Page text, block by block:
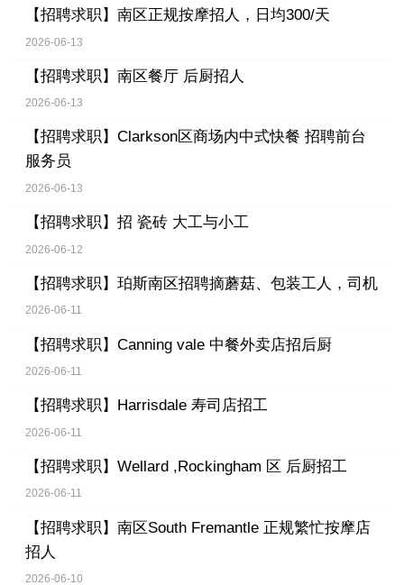
【招聘求职】 南区正规按摩招人，日均300/天
2026-06-13
【招聘求职】 南区餐厅 后厨招人
2026-06-13
【招聘求职】 Clarkson区商场内中式快餐 招聘前台
服务员
2026-06-13
【招聘求职】 招 瓷砖 大工与小工
2026-06-12
【招聘求职】 珀斯南区招聘摘蘑菇、包装工人，司机
2026-06-11
【招聘求职】 Canning vale 中餐外卖店招后厨
2026-06-11
【招聘求职】 Harrisdale 寿司店招工
2026-06-11
【招聘求职】 Wellard ,Rockingham 区 后厨招工
2026-06-11
【招聘求职】 南区South Fremantle 正规繁忙按摩店
招人
2026-06-10